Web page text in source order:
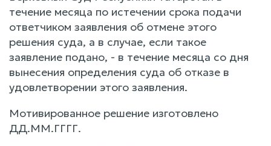
течение месяца по истечении срока подачи
ответчиком заявления об отмене этого
решения суда, а в случае, если такое
заявление подано, - в течение месяца со дня
вынесения определения суда об отказе в
удовлетворении этого заявления.
Мотивированное решение изготовлено
ДД.ММ.ГГГГ.